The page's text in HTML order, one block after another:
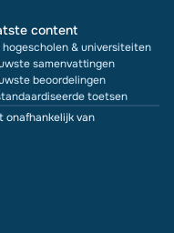
content
hogescholen & universiteiten
samenvattingen
beoordelingen
toetsen
onafhankelijk van